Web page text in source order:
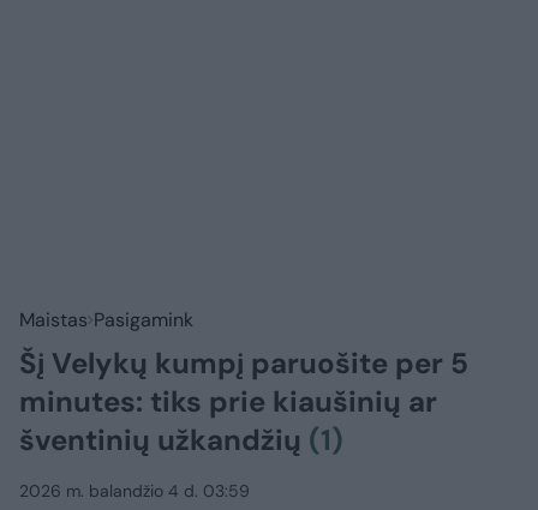
Maistas Pasigamink
Šį Velykų kumpį paruošite per 5
minutes: tiks prie kiaušinių ar
šventinių užkandžių (1)
2026 m. balandžio 4 d. 03:59